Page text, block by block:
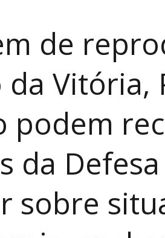
de
da Vitória,
podem
da
sobre